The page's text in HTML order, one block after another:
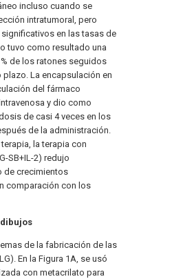
incluso cuando se
intratumoral, pero
en las tasas de
tuvo como resultado una
de los ratones seguidos
plazo. La encapsulación en
del fármaco
y dio como
de casi 4 veces en los
de la administración.
la terapia con
SB+IL-2) redujo
de crecimientos
comparación con los
de la fabricación de las
En la Figura 1A, se usó
con metacrilato para